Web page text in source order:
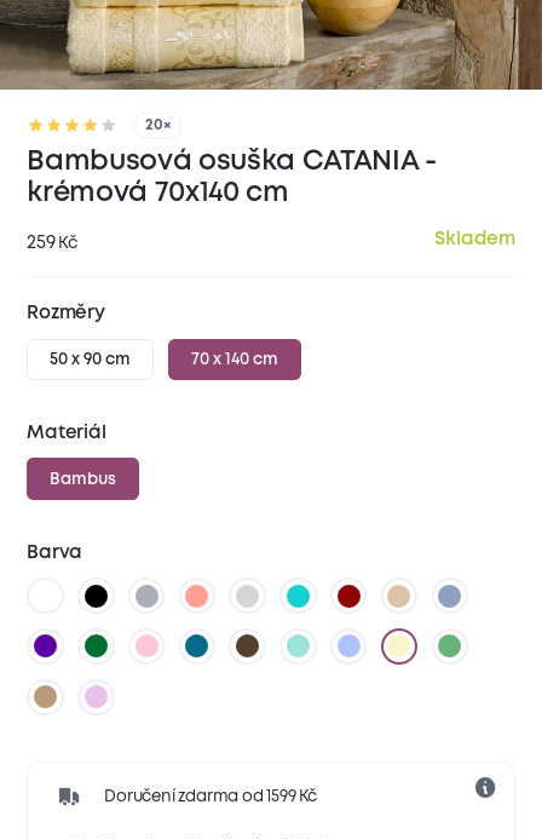
20×
Bambusová osuška CATANIA -
krémová 70x140 cm
259 Kč Skladem
Rozměry
50 x 90 cm 70 x 140 cm
Materiál
Bambus
Barva
Doručení zdarma od 1599 Kč